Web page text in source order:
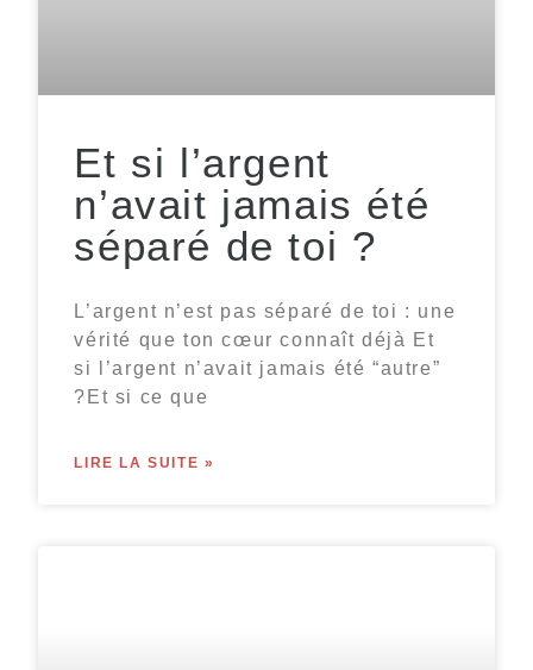
Et si l’argent
n’avait jamais été
séparé de toi ?
L’argent n’est pas séparé de toi : une
vérité que ton cœur connaît déjà Et
si l’argent n’avait jamais été “autre”
?Et si ce que
LIRE LA SUITE »